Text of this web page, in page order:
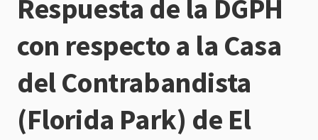
de
navegación
Respuesta de la DGPH
con respecto a la Casa
del Contrabandista
(Florida Park) de El